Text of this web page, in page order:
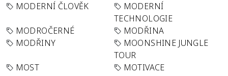
MODERNÍ ČLOVĚK
MODERNÍ
TECHNOLOGIE
MODROČERNÉ
MODŘINA
MODŘINY
MOONSHINE JUNGLE
TOUR
MOST
MOTIVACE